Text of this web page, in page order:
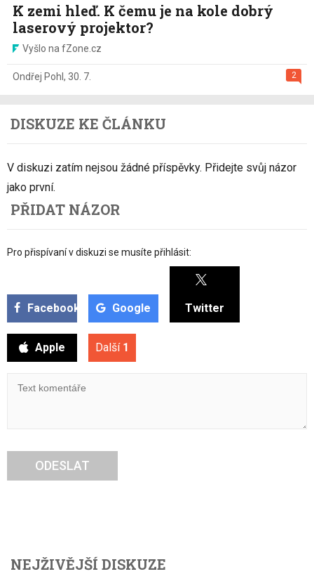
K zemi hleď. K čemu je na kole dobrý
laserový projektor?
Vyšlo na fZone.cz
2
Ondřej Pohl , 30. 7.
DISKUZE KE ČLÁNKU
V diskuzi zatím nejsou žádné příspěvky. Přidejte svůj názor
jako první.
PŘIDAT NÁZOR
Pro přispívaní v diskuzi se musíte přihlásit:
Facebook Google Twitter
Apple Další 1
ODESLAT
NEJŽIVĚJŠÍ DISKUZE